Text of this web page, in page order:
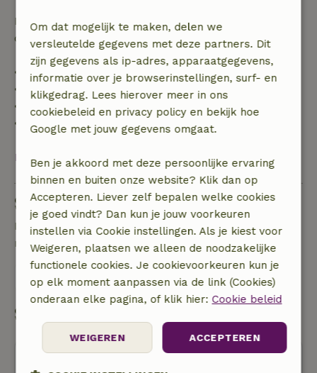
Daarna krijg je een deel van de reissom en 100% van
de borg terugbetaald:
• tot 42 dagen voor aankomst: 70% terugbetaald
• 42–28 dagen voor aankomst: 40% terugbetaald
• 28 dagen tot de aankomstdag: 10% terugbetaald
• op de aankomstdag of later: geen terugbetaling
Bekijk alles
Stel een vraag
Neem contact op met de verhuurder van het
natuurhuisje
Stuur een bericht
Start mijn boeking
Om dat mogelijk te maken, delen we
versleutelde gegevens met deze partners. Dit
zijn gegevens als ip-adres, apparaatgegevens,
informatie over je browserinstellingen, surf- en
klikgedrag. Lees hierover meer in ons
cookiebeleid en privacy policy en bekijk hoe
Google met jouw gegevens omgaat.
Ben je akkoord met deze persoonlijke ervaring
binnen en buiten onze website? Klik dan op
Accepteren. Liever zelf bepalen welke cookies
je goed vindt? Dan kun je jouw voorkeuren
instellen via Cookie instellingen. Als je kiest voor
Weigeren, plaatsen we alleen de noodzakelijke
functionele cookies. Je cookievoorkeuren kun je
op elk moment aanpassen via de link (Cookies)
onderaan elke pagina, of klik hier: Cookie beleid
ACCEPTEREN
WEIGEREN